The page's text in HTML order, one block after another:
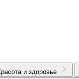
и здоровье